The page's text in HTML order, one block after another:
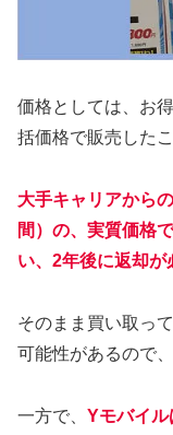
価格としては、お
括価格で販売した
大手キャリアから
間）の、実質価格
い、2年後に返却が
そのまま買い取っ
可能性があるので
一方で、 Yモバイ